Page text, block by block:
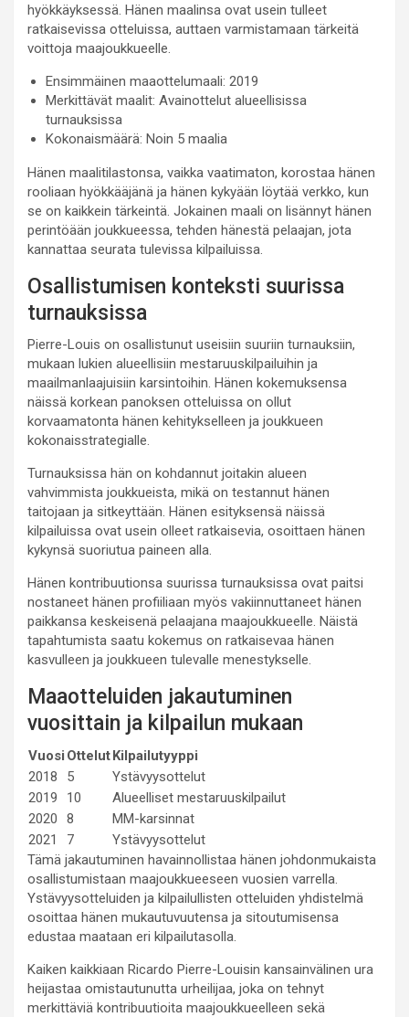
hyökkäyksessä. Hänen maalinsa ovat usein tulleet
ratkaisevissa otteluissa, auttaen varmistamaan tärkeitä
voittoja maajoukkueelle.
Ensimmäinen maaottelumaali: 2019
Merkittävät maalit: Avainottelut alueellisissa
turnauksissa
Kokonaismäärä: Noin 5 maalia
Hänen maalitilastonsa, vaikka vaatimaton, korostaa hänen
rooliaan hyökkääjänä ja hänen kykyään löytää verkko, kun
se on kaikkein tärkeintä. Jokainen maali on lisännyt hänen
perintöään joukkueessa, tehden hänestä pelaajan, jota
kannattaa seurata tulevissa kilpailuissa.
Osallistumisen konteksti suurissa
turnauksissa
Pierre-Louis on osallistunut useisiin suuriin turnauksiin,
mukaan lukien alueellisiin mestaruuskilpailuihin ja
maailmanlaajuisiin karsintoihin. Hänen kokemuksensa
näissä korkean panoksen otteluissa on ollut
korvaamatonta hänen kehitykselleen ja joukkueen
kokonaisstrategialle.
Turnauksissa hän on kohdannut joitakin alueen
vahvimmista joukkueista, mikä on testannut hänen
taitojaan ja sitkeyttään. Hänen esityksensä näissä
kilpailuissa ovat usein olleet ratkaisevia, osoittaen hänen
kykynsä suoriutua paineen alla.
Hänen kontribuutionsa suurissa turnauksissa ovat paitsi
nostaneet hänen profiiliaan myös vakiinnuttaneet hänen
paikkansa keskeisenä pelaajana maajoukkueelle. Näistä
tapahtumista saatu kokemus on ratkaisevaa hänen
kasvulleen ja joukkueen tulevalle menestykselle.
Maaotteluiden jakautuminen
vuosittain ja kilpailun mukaan
Vuosi OttelutKilpailutyyppi
2018
5
Ystävyysottelut
2019
10
Alueelliset mestaruuskilpailut
2020
8
MM-karsinnat
2021
7
Ystävyysottelut
Tämä jakautuminen havainnollistaa hänen johdonmukaista
osallistumistaan maajoukkueeseen vuosien varrella.
Ystävyysotteluiden ja kilpailullisten otteluiden yhdistelmä
osoittaa hänen mukautuvuutensa ja sitoutumisensa
edustaa maataan eri kilpailutasolla.
Kaiken kaikkiaan Ricardo Pierre-Louisin kansainvälinen ura
heijastaa omistautunutta urheilijaa, joka on tehnyt
merkittäviä kontribuutioita maajoukkueelleen sekä